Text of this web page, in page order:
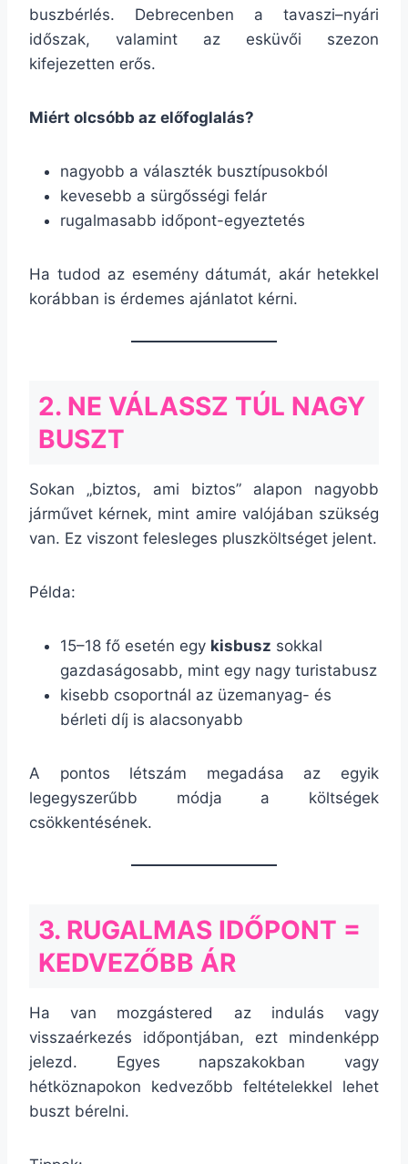
buszbérlés. Debrecenben a tavaszi–nyári
időszak, valamint az esküvői szezon
kifejezetten erős.
Miért olcsóbb az előfoglalás?
nagyobb a választék busztípusokból
kevesebb a sürgősségi felár
rugalmasabb időpont-egyeztetés
Ha tudod az esemény dátumát, akár hetekkel
korábban is érdemes ajánlatot kérni.
2. NE VÁLASSZ TÚL NAGY
BUSZT
Sokan „biztos, ami biztos” alapon nagyobb
járművet kérnek, mint amire valójában szükség
van. Ez viszont felesleges pluszköltséget jelent.
Példa:
15–18 fő esetén egy kisbusz sokkal
gazdaságosabb, mint egy nagy turistabusz
kisebb csoportnál az üzemanyag- és
bérleti díj is alacsonyabb
A pontos létszám megadása az egyik
legegyszerűbb módja a költségek
csökkentésének.
3. RUGALMAS IDŐPONT =
KEDVEZŐBB ÁR
Ha van mozgástered az indulás vagy
visszaérkezés időpontjában, ezt mindenképp
jelezd. Egyes napszakokban vagy
hétköznapokon kedvezőbb feltételekkel lehet
buszt bérelni.